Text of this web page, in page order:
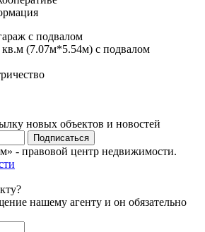
с подвалом
(7.07м*5.54м) с подвалом
новых объектов и новостей
Подписаться
- правовой центр недвижимости.
нашему агенту и он обязательно